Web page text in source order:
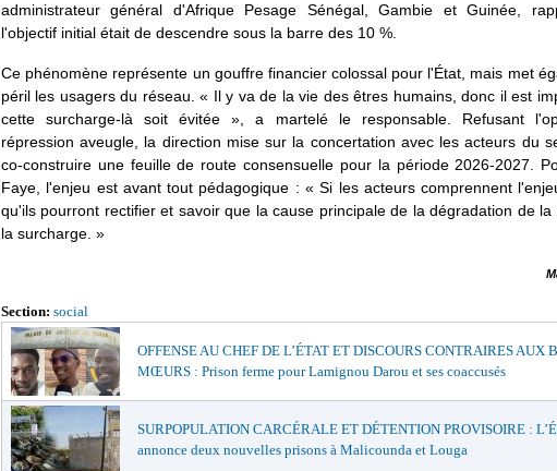
administrateur général d'Afrique Pesage Sénégal, Gambie et Guinée,
l'objectif initial était de descendre sous la barre des 10 %.
Ce phénomène représente un gouffre financier colossal pour l'État, mais met
péril les usagers du réseau. « Il y va de la vie des êtres humains, donc il est
cette surcharge-là soit évitée », a martelé le responsable. Refusant
répression aveugle, la direction mise sur la concertation avec les acteurs du
co-construire une feuille de route consensuelle pour la période 2026-2027.
Faye, l'enjeu est avant tout pédagogique : « Si les acteurs comprennent
qu'ils pourront rectifier et savoir que la cause principale de la dégradation de la
la surcharge. »
Section: social
OFFENSE AU CHEF DE L’ÉTAT ET DISCOURS CONTRAIRES AUX
MŒURS : Prison ferme pour Lamignou Darou et ses coaccusés
SURPOPULATION CARCÉRALE ET DÉTENTION PROVISOIRE :
annonce deux nouvelles prisons à Malicounda et Louga